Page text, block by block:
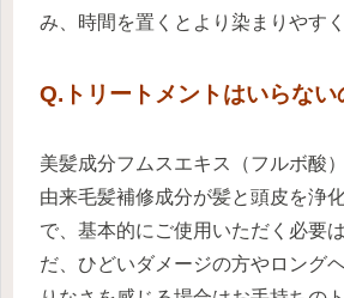
み、 時間を置くとより染まりやす
Q.トリートメントはいらない
美髪成分フムスエキス（フルボ酸
由来毛髪補修成分が髪と頭皮を浄
で、基本的にご使用いただく必要
だ、ひどいダメージの方やロング